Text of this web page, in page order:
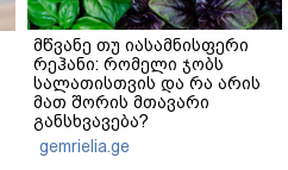
მწვანე თუ იასამნისფერი
რეჰანი: რომელი ჯობს
სალათისთვის და რა არის
მათ შორის მთავარი
განსხვავება?
gemrielia.ge